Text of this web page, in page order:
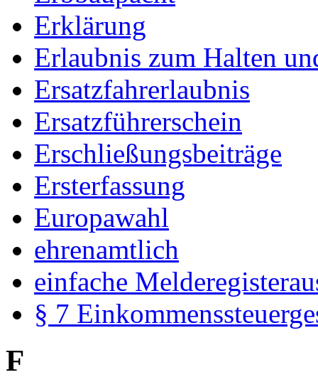
Erklärung
Erlaubnis zum Halten
Ersatzfahrerlaubnis
Ersatzführerschein
Erschließungsbeiträge
Ersterfassung
Europawahl
ehrenamtlich
einfache
§ 7
F